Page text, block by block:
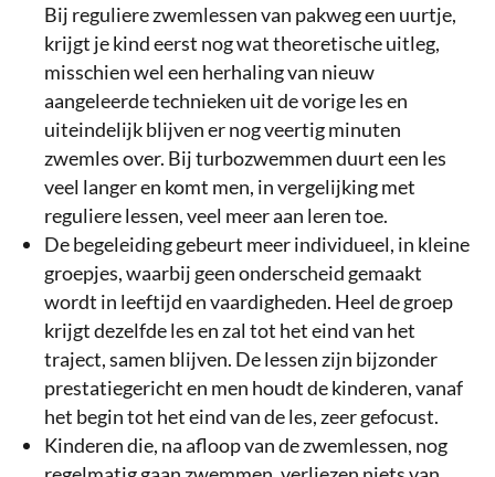
Bij reguliere zwemlessen van pakweg een uurtje,
krijgt je kind eerst nog wat theoretische uitleg,
misschien wel een herhaling van nieuw
aangeleerde technieken uit de vorige les en
uiteindelijk blijven er nog veertig minuten
zwemles over. Bij turbozwemmen duurt een les
veel langer en komt men, in vergelijking met
reguliere lessen, veel meer aan leren toe.
De begeleiding gebeurt meer individueel, in kleine
groepjes, waarbij geen onderscheid gemaakt
wordt in leeftijd en vaardigheden. Heel de groep
krijgt dezelfde les en zal tot het eind van het
traject, samen blijven. De lessen zijn bijzonder
prestatiegericht en men houdt de kinderen, vanaf
het begin tot het eind van de les, zeer gefocust.
Kinderen die, na afloop van de zwemlessen, nog